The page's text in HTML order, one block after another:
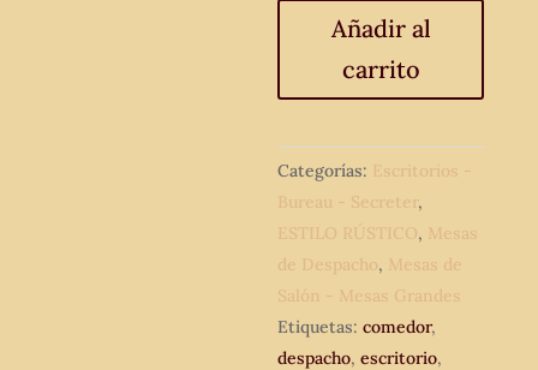
antigua
Renacimiento
Escritorio
antiguo.
Mesa
de
despacho
antigua.
cantidad
Añadir al
carrito
Categorías: Escritorios -
Bureau - Secreter,
ESTILO RÚSTICO, Mesas
de Despacho, Mesas de
Salón - Mesas Grandes
Etiquetas:comedor,
despacho,escritorio,